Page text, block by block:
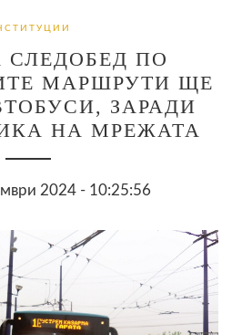
СЛЕДОБЕД ПО
МАРШРУТИ ЩЕ
ЗАРАДИ
НА МРЕЖАТА
2024 - 10:25:56